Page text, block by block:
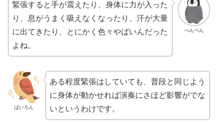
ぺんぺん
緊張すると手が震えたり、身体に力が入った
り、息がうまく吸えなくなったり、汗が大量
に出てきたり、とにかく色々やばいんだった
よね。
ばいろん
ある程度緊張はしていても、普段と同じよう
に身体が動かせれば演奏にさほど影響がでな
いというわけです。